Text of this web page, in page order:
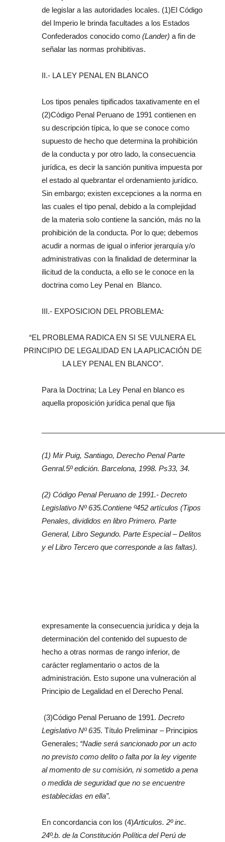
de legislar a las autoridades locales. (1)El Código
del Imperio le brinda facultades a los Estados
Confederados conocido como (Lander) a fin de
señalar las normas prohibitivas.
II.- LA LEY PENAL EN BLANCO
Los tipos penales tipificados taxativamente en el
(2)Código Penal Peruano de 1991 contienen en
su descripción típica, lo que se conoce como
supuesto de hecho que determina la prohibición
de la conducta y por otro lado, la consecuencia
jurídica, es decir la sanción punitiva impuesta por
el estado al quebrantar el ordenamiento jurídico.
Sin embargo; existen excepciones a la norma en
las cuales el tipo penal, debido a la complejidad
de la materia solo contiene la sanción, más no la
prohibición de la conducta. Por lo que; debemos
acudir a normas de igual o inferior jerarquía y/o
administrativas con la finalidad de determinar la
ilicitud de la conducta, a ello se le conoce en la
doctrina como Ley Penal en Blanco.
III.- EXPOSICION DEL PROBLEMA:
“EL PROBLEMA RADICA EN SI SE VULNERA EL
PRINCIPIO DE LEGALIDAD EN LA APLICACIÓN DE
LA LEY PENAL EN BLANCO”.
Para la Doctrina; La Ley Penal en blanco es
aquella proposición jurídica penal que fija
(1) Mir Puig, Santiago, Derecho Penal Parte
Genral.5º edición. Barcelona, 1998. Ps33, 34.
(2) Código Penal Peruano de 1991.- Decreto
Legislativo Nº 635.Contiene º452 artículos (Tipos
Penales, divididos en libro Primero. Parte
General, Libro Segundo. Parte Especial – Delitos
y el Libro Tercero que corresponde a las faltas).
expresamente la consecuencia jurídica y deja la
determinación del contenido del supuesto de
hecho a otras normas de rango inferior, de
carácter reglamentario o actos de la
administración. Esto supone una vulneración al
Principio de Legalidad en el Derecho Penal.
(3)Código Penal Peruano de 1991. Decreto
Legislativo Nº 635. Título Preliminar – Principios
Generales; “Nadie será sancionado por un acto
no previsto como delito o falta por la ley vigente
al momento de su comisión, ni sometido a pena
o medida de seguridad que no se encuentre
establecidas en ella”.
En concordancia con los (4)Articulos. 2º inc.
24º.b. de la Constitución Política del Perú de